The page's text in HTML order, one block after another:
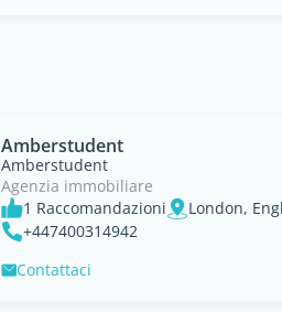
Amberstudent
Amberstudent
Agenzia immobiliare
1 Raccomandazioni
London,
+447400314942
Contattaci